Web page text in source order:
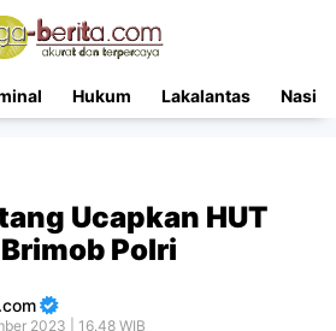
Hukum Lakalantas
Ucapkan HUT
Polri
2023 | 16.48 WIB